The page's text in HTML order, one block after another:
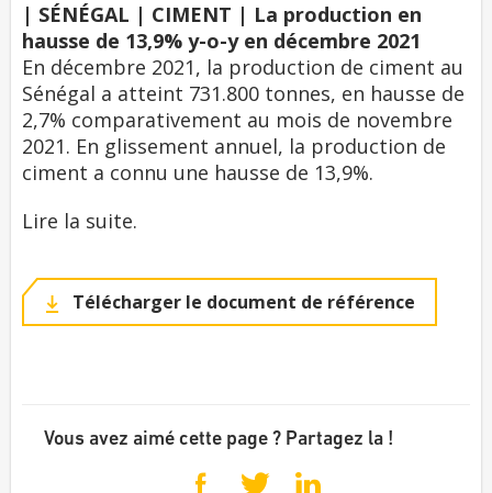
| SÉNÉGAL | CIMENT | La production en
hausse de 13,9% y-o-y en décembre 2021
En décembre 2021, la production de ciment au
Sénégal a atteint 731.800 tonnes, en hausse de
2,7% comparativement au mois de novembre
2021. En glissement annuel, la production de
ciment a connu une hausse de 13,9%.
Lire la suite.
Télécharger le document de référence
Vous avez aimé cette page ? Partagez la !